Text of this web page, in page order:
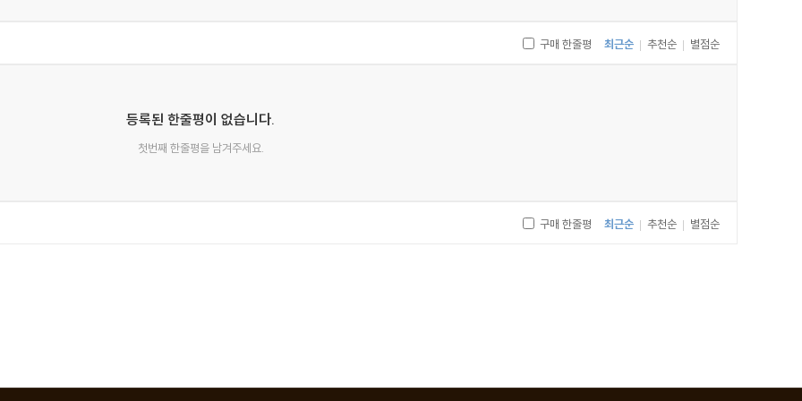
끝에 도달했을 때 그녀는 교외의 주요 교통로 중 하나에 이르렀지만, 이른 시간 덕분에 이 거리는 그녀가 방금 떠난 작은
의 숨겨진 주머니에는 상당히 많은 돈이 들어 있다는 사실 등등, 추리소설 속 혼란스러운 단서가 다양해 제시된다. 이 소설
구매 한줄평 최근순 추천순 별점순
등록된 한줄평이 없습니다.
첫번째 한줄평을 남겨주세요.
구매 한줄평 최근순 추천순 별점순